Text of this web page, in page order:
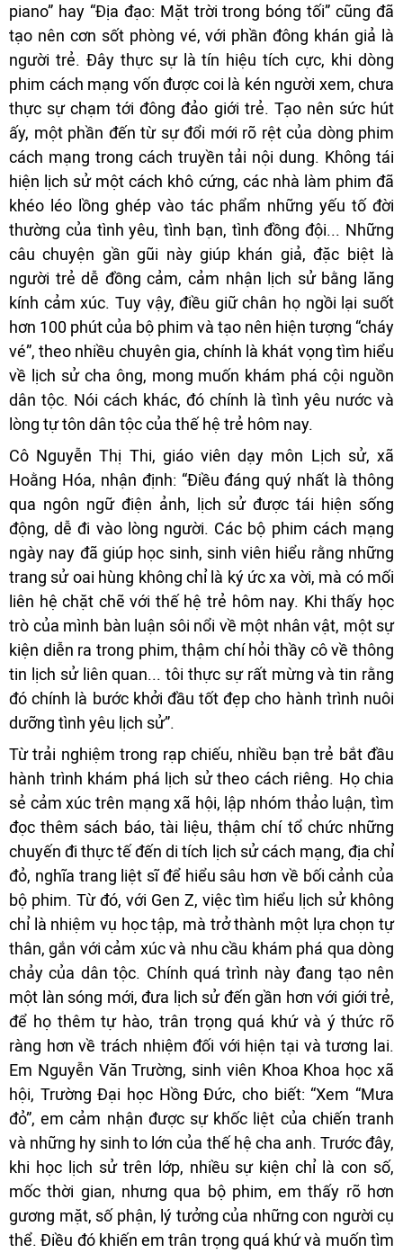
piano” hay “Địa đạo: Mặt trời trong bóng tối” cũng đã
tạo nên cơn sốt phòng vé, với phần đông khán giả là
người trẻ. Đây thực sự là tín hiệu tích cực, khi dòng
phim cách mạng vốn được coi là kén người xem, chưa
thực sự chạm tới đông đảo giới trẻ. Tạo nên sức hút
ấy, một phần đến từ sự đổi mới rõ rệt của dòng phim
cách mạng trong cách truyền tải nội dung. Không tái
hiện lịch sử một cách khô cứng, các nhà làm phim đã
khéo léo lồng ghép vào tác phẩm những yếu tố đời
thường của tình yêu, tình bạn, tình đồng đội... Những
câu chuyện gần gũi này giúp khán giả, đặc biệt là
người trẻ dễ đồng cảm, cảm nhận lịch sử bằng lăng
kính cảm xúc. Tuy vậy, điều giữ chân họ ngồi lại suốt
hơn 100 phút của bộ phim và tạo nên hiện tượng “cháy
vé”, theo nhiều chuyên gia, chính là khát vọng tìm hiểu
về lịch sử cha ông, mong muốn khám phá cội nguồn
dân tộc. Nói cách khác, đó chính là tình yêu nước và
lòng tự tôn dân tộc của thế hệ trẻ hôm nay.
Cô Nguyễn Thị Thi, giáo viên dạy môn Lịch sử, xã
Hoằng Hóa, nhận định: “Điều đáng quý nhất là thông
qua ngôn ngữ điện ảnh, lịch sử được tái hiện sống
động, dễ đi vào lòng người. Các bộ phim cách mạng
ngày nay đã giúp học sinh, sinh viên hiểu rằng những
trang sử oai hùng không chỉ là ký ức xa vời, mà có mối
liên hệ chặt chẽ với thế hệ trẻ hôm nay. Khi thấy học
trò của mình bàn luận sôi nổi về một nhân vật, một sự
kiện diễn ra trong phim, thậm chí hỏi thầy cô về thông
tin lịch sử liên quan... tôi thực sự rất mừng và tin rằng
đó chính là bước khởi đầu tốt đẹp cho hành trình nuôi
dưỡng tình yêu lịch sử”.
Từ trải nghiệm trong rạp chiếu, nhiều bạn trẻ bắt đầu
hành trình khám phá lịch sử theo cách riêng. Họ chia
sẻ cảm xúc trên mạng xã hội, lập nhóm thảo luận, tìm
đọc thêm sách báo, tài liệu, thậm chí tổ chức những
chuyến đi thực tế đến di tích lịch sử cách mạng, địa chỉ
đỏ, nghĩa trang liệt sĩ để hiểu sâu hơn về bối cảnh của
bộ phim. Từ đó, với Gen Z, việc tìm hiểu lịch sử không
chỉ là nhiệm vụ học tập, mà trở thành một lựa chọn tự
thân, gắn với cảm xúc và nhu cầu khám phá qua dòng
chảy của dân tộc. Chính quá trình này đang tạo nên
một làn sóng mới, đưa lịch sử đến gần hơn với giới trẻ,
để họ thêm tự hào, trân trọng quá khứ và ý thức rõ
ràng hơn về trách nhiệm đối với hiện tại và tương lai.
Em Nguyễn Văn Trường, sinh viên Khoa Khoa học xã
hội, Trường Đại học Hồng Đức, cho biết: “Xem “Mưa
đỏ”, em cảm nhận được sự khốc liệt của chiến tranh
và những hy sinh to lớn của thế hệ cha anh. Trước đây,
khi học lịch sử trên lớp, nhiều sự kiện chỉ là con số,
mốc thời gian, nhưng qua bộ phim, em thấy rõ hơn
gương mặt, số phận, lý tưởng của những con người cụ
thể. Điều đó khiến em trân trọng quá khứ và muốn tìm